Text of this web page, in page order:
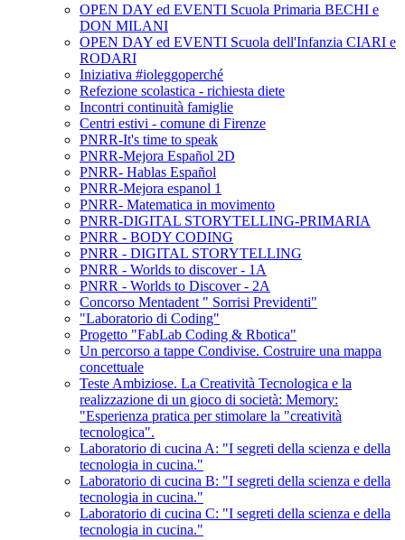
OPEN DAY ed EVENTI Scuola Primaria BECHI e
DON MILANI
OPEN DAY ed EVENTI Scuola dell'Infanzia CIARI e
RODARI
Iniziativa #ioleggoperché
Refezione scolastica - richiesta diete
Incontri continuità famiglie
Centri estivi - comune di Firenze
PNRR-It's time to speak
PNRR-Mejora Español 2D
PNRR- Hablas Español
PNRR-Mejora espanol 1
PNRR- Matematica in movimento
PNRR-DIGITAL STORYTELLING-PRIMARIA
PNRR - BODY CODING
PNRR - DIGITAL STORYTELLING
PNRR - Worlds to discover - 1A
PNRR - Worlds to Discover - 2A
Concorso Mentadent " Sorrisi Previdenti"
"Laboratorio di Coding"
Progetto "FabLab Coding & Rbotica"
Un percorso a tappe Condivise. Costruire una mappa
concettuale
Teste Ambiziose. La Creatività Tecnologica e la
realizzazione di un gioco di società: Memory:
"Esperienza pratica per stimolare la "creatività
tecnologica".
Laboratorio di cucina A: "I segreti della scienza e della
tecnologia in cucina."
Laboratorio di cucina B: "I segreti della scienza e della
tecnologia in cucina."
Laboratorio di cucina C: "I segreti della scienza e della
tecnologia in cucina."